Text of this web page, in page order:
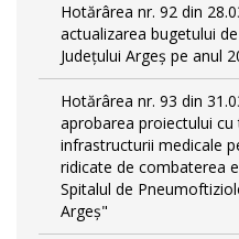
Hotărârea nr. 92 din
actualizarea bugetului
Județului Argeș pe anul
Hotărârea nr. 93 din
aprobarea proiectului
infrastructurii medicale
ridicate de combaterea
Spitalul de
Argeș"